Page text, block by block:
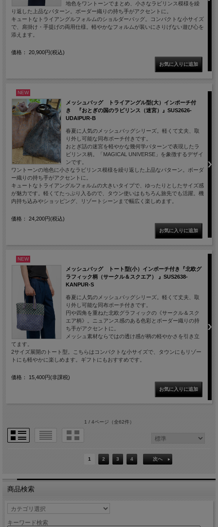
地色をワントーンでまとめ、小さなラビリンス模様を繰
り返した上品なパターン。ボーダー織りの持ち手がアクセントに。
キュートなトライアングルフォルムのショルダーバッグ。コンパクトな小サイズ
で、肩掛け・手提げの両用仕様。軽やかなフォルムが装いにさりげない遊び心を
添えます。
価格： 20,900円(税込)
NEW
メッシュバッグ トライアングル型(大）インポーチ付
き 『おとぎの国のラビリンス（迷宮）』SUS2626-
UDAIPUR-B
春夏に人気のメッシュバッグシリーズ。軽くて丈夫、取
り外し可能な同布ポーチ付きです。
おとぎ話の迷宮を軽やかな幾何学パターンで表現したラ
ビリンス柄。「MAGICAL UNIVERSE」を象徴するデザイ
ンです。
ワントーンの地色に小さなラビリンス模様を繰り返した上品なパターン。ボーダ
ー織りの持ち手がアクセントに。
キュートなトライアングルフォルムの大きいタイプで、ゆったりとしたサイズ感
が魅力です。軽くてたっぷり入るので、タウン使いはもちろん旅先でも活躍。機
内持ち込みやショッピング、リゾートシーンまで幅広く楽しめます。
価格： 24,200円(税込)
NEW
メッシュバッグ トート型(小）インポーチ付き『北欧グ
ラフィック柄（サークル＆スクエア） 』SUS2638-
KANPUR-S
春夏に人気のメッシュバッグシリーズ。軽くて丈夫、取
り外し可能な同布ポーチ付きです。
円や四角を重ねた北欧グラフィックの《サークル＆スク
エア柄》。ニュアンス感のある色彩とボーダー織りの持
ち手がアクセントに。
メッシュ素材ならではの透け感が柄の軽やかさを引き立
てます。
2サイズ展開のトート型。こちらはコンパクトな小サイズで、タウンにもリゾー
トにも軽やかに楽しめます。ギフトにもおすすめです。
価格： 15,400円(非課税)
1 / 4ページ（全62件）
1 2 3 4 次へ
商品検索
キーワード検索